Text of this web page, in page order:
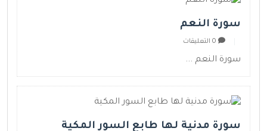
سورة النعم
سورة النعم ...
سورة مدنية لها طابع السور المكية